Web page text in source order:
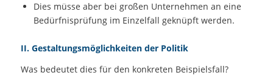
Dies müsse aber bei großen Unternehmen an eine
Bedürfnisprüfung im Einzelfall geknüpft werden.
II. Gestaltungsmöglichkeiten der Politik
Was bedeutet dies für den konkreten Beispielsfall?